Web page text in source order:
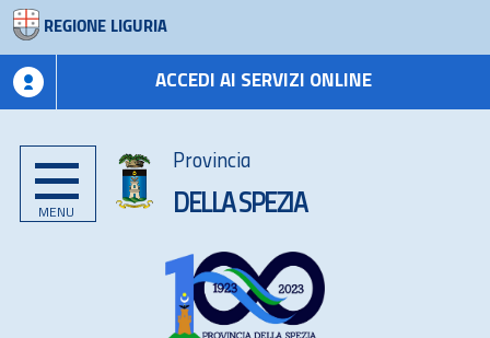
REGIONE LIGURIA
ACCEDI AI SERVIZI ONLINE
MENU
Provincia
DELLA SPEZIA